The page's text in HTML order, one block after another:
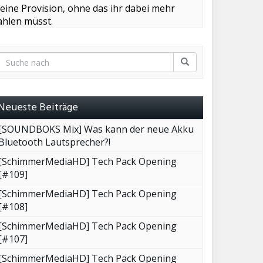
Provision, ohne das ihr dabei mehr
müsst.
Beiträge
Mix] Was kann der neue Akku
Lautsprecher?!
Tech Pack Opening
Tech Pack Opening
Tech Pack Opening
Tech Pack Opening